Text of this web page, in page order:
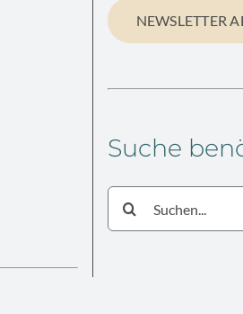
NEWSLETTER
Suche
Suche
nach: